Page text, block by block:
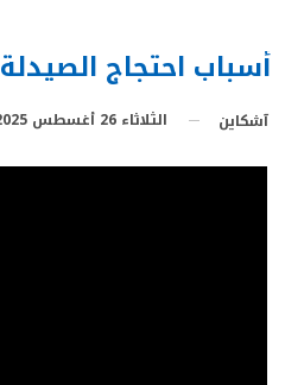
أسباب احتجاج الصيدلة
آشكاين الثلاثاء 26 أغسطس 2025 - 18:15